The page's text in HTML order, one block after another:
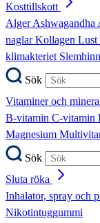
Kosttillskott
AlgerAshwagandha
naglarKollagen Lust
klimakteriet
Sök
Vitaminer och
B-vitamin C-vitamin
Magnesium
Sök
Sluta röka
Inhalator, spray och
Nikotintuggummi